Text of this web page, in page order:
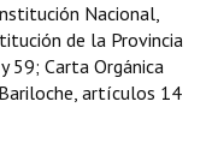
Nacional,
de la Provincia
59; Carta Orgánica
artículos 14